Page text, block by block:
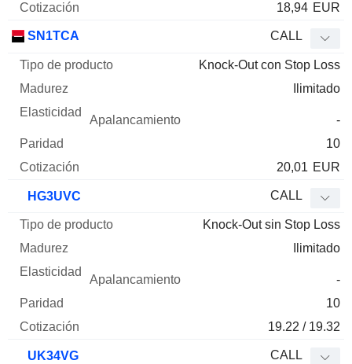
18,94 EUR
SN1TCA CALL
Knock-Out con Stop Loss
Ilimitado
-
10
20,01 EUR
HG3UVC CALL
Knock-Out sin Stop Loss
Ilimitado
-
10
19.22 / 19.32
UK34VG CALL